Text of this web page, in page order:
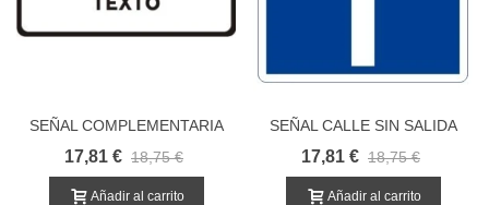
SEÑAL COMPLEMENTARIA
INFORMATIVA
17,81 € 18,75 €
Añadir al carrito
SEÑAL CALLE SIN SALIDA
17,81 € 18,75 €
Añadir al carrito